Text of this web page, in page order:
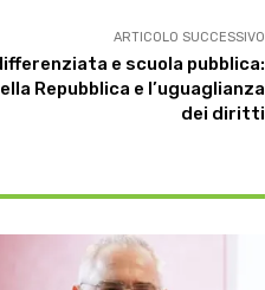
ARTICOLO SUCCESSIVO
e scuola pubblica:
Repubblica e l’uguaglianza
dei diritti